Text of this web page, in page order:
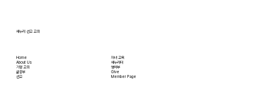
Home
About Us
​가정 교회
​삶공부
​선교
자녀 교육
새누리터
영어부
Give
Member Page
새누리 선교 교회